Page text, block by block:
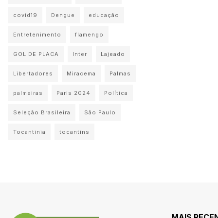
covid19 Dengue educação
Entretenimento flamengo
GOL DE PLACA Inter Lajeado
Libertadores Miracema Palmas
palmeiras Paris 2024 Política
Seleção Brasileira São Paulo
Tocantinia tocantins